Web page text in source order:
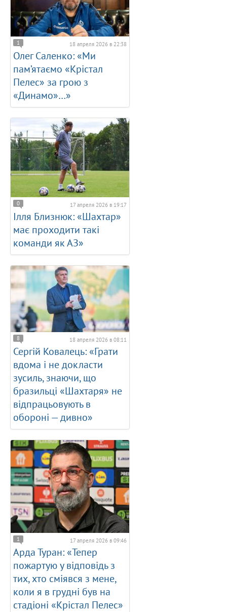
1 18 апреля 2026 в 22:38
Олег Саленко: «Ми
пам’ятаємо «Крістал
Пелес» за грою з
«Динамо»…»
0 17 апреля 2026 в 19:17
Ілля Близнюк: «Шахтар»
має проходити такі
команди як АЗ»
8 18 апреля 2026 в 08:11
Сергій Ковалець: «Грати
вдома і не докласти
зусиль, знаючи, що
бразильці «Шахтаря» не
відпрацьовують в
обороні — дивно»
1 17 апреля 2026 в 09:46
Арда Туран: «Тепер
пожартую у відповідь з
тих, хто сміявся з мене,
коли я в грудні був на
стадіоні «Крістал Пелес»